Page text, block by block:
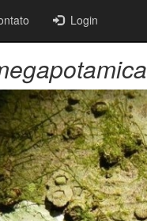
Login